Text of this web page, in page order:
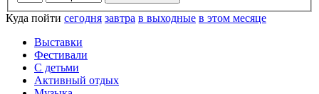
Куда пойти сегодня завтра в выходные в этом месяце
Выставки
Фестивали
С детьми
Активный отдых